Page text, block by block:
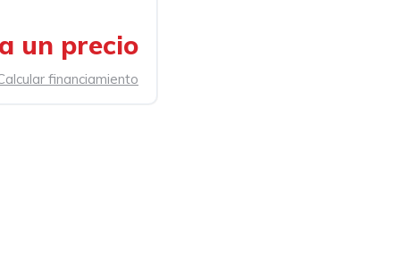
un precio
financiamiento